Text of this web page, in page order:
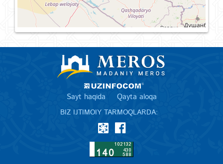
Sayt haqida Qayta aloqa
BIZ IJTIMOIY TARMOQLARDA: